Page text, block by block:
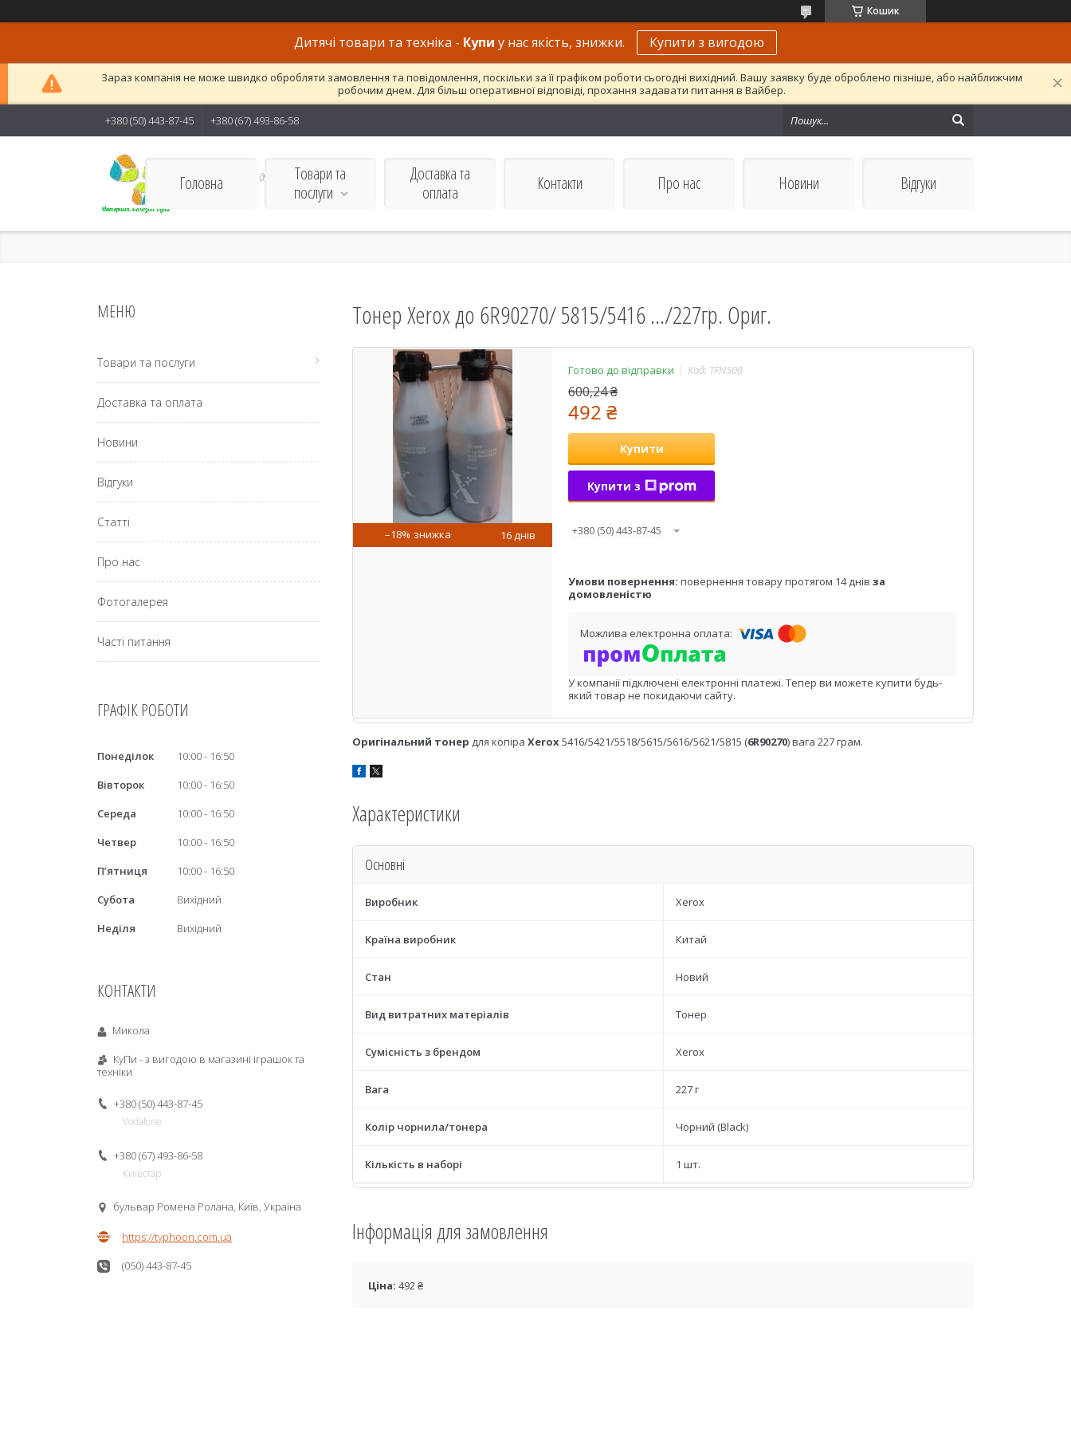
Кошик
Дитячі товари та техніка - Купи у нас якість, знижки. Купити з вигодою
Зараз компанія не може швидко обробляти замовлення та повідомлення, поскільки за її графіком роботи сьогодні вихідний. Вашу заявку буде оброблено пізніше, або найближчим
робочим днем. Для більш оперативної відповіді, прохання задавати питання в Вайбер.
+380 (50) 443-87-45 +380 (67) 493-86-58
Якісні товари для дітей і
дорослих
Головна
Товари та
послуги
Доставка та
оплата
Контакти Про нас Новини Відгуки
Тонер Xerox до 6R90270/ 5815/5416 .../227гр. Ориг.
–18% 16 днів
Готово до відправки Код: TFN509
600,24 ₴
492 ₴
Купити
Купити з
+380 (50) 443-87-45
повернення товару протягом 14 днів за
домовленістю
У компанії підключені електронні платежі. Тепер ви можете купити будь-
який товар не покидаючи сайту.
Оригінальний тонер для копіра Xerox5416/5421/5518/5615/5616/5621/5815 (6R90270) вага 227 грам.
Характеристики
Основні
Виробник Xerox
Країна виробник Китай
Стан Новий
Вид витратних матеріалів Тонер
Сумісність з брендом Xerox
Вага 227 г
Колір чорнила/тонера Чорний (Black)
Кількість в наборі 1 шт.
Інформація для замовлення
Ціна: 492 ₴
Товари та послуги
Доставка та оплата
Новини
Відгуки
Статті
Про нас
Фотогалерея
Часті питання
ГРАФІК РОБОТИ
Понеділок 10:00
16:50
Вівторок
10:00
16:50
Середа
10:00
16:50
Четвер
10:00
16:50
Пʼятниця
10:00
16:50
Субота
Вихідний
Неділя
Вихідний
КОНТАКТИ
Микола
КуПи - з вигодою в магазині іграшок та
техніки
+380 (50) 443-87-45
Vodafone
+380 (67) 493-86-58
Київстар
бульвар Ромена Ролана, Київ, Україна
https://typhoon.com.ua
(050) 443-87-45